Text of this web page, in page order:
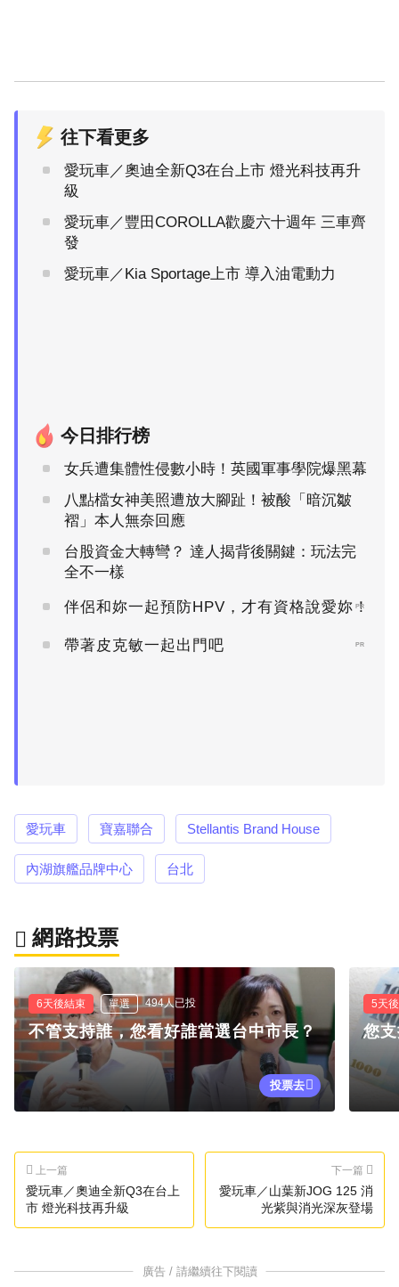
往下看更多
愛玩車／奧迪全新Q3在台上市 燈光科技再升
級
愛玩車／豐田COROLLA歡慶六十週年 三車齊
發
愛玩車／Kia Sportage上市 導入油電動力
今日排行榜
女兵遭集體性侵數小時！英國軍事學院爆黑幕
八點檔女神美照遭放大腳趾！被酸「暗沉皺
褶」本人無奈回應
台股資金大轉彎？ 達人揭背後關鍵：玩法完
全不一樣
伴侶和妳一起預防HPV，才有資格說愛妳！
PR
帶著皮克敏一起出門吧 PR
愛玩車 寶嘉聯合 Stellantis Brand House
內湖旗艦品牌中心 台北
網路投票
6天後結束 單選 494人已投
不管支持誰，您看好誰當選台中市長？
投票去
5天
您
上一篇
愛玩車／奧迪全新Q3在台上
市 燈光科技再升級
下一篇
愛玩車／山葉新JOG 125 消
光紫與消光深灰登場
廣告 / 請繼續往下閱讀